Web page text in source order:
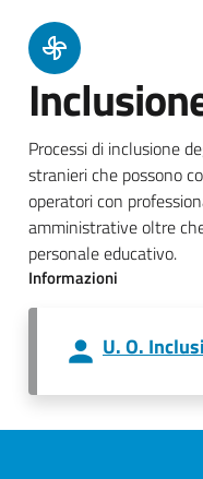
Processi di inclusione
stranieri che possono
operatori con
amministrative oltre
personale educativo.
Informazioni
U. O.